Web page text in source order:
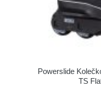
Powerslide
TS